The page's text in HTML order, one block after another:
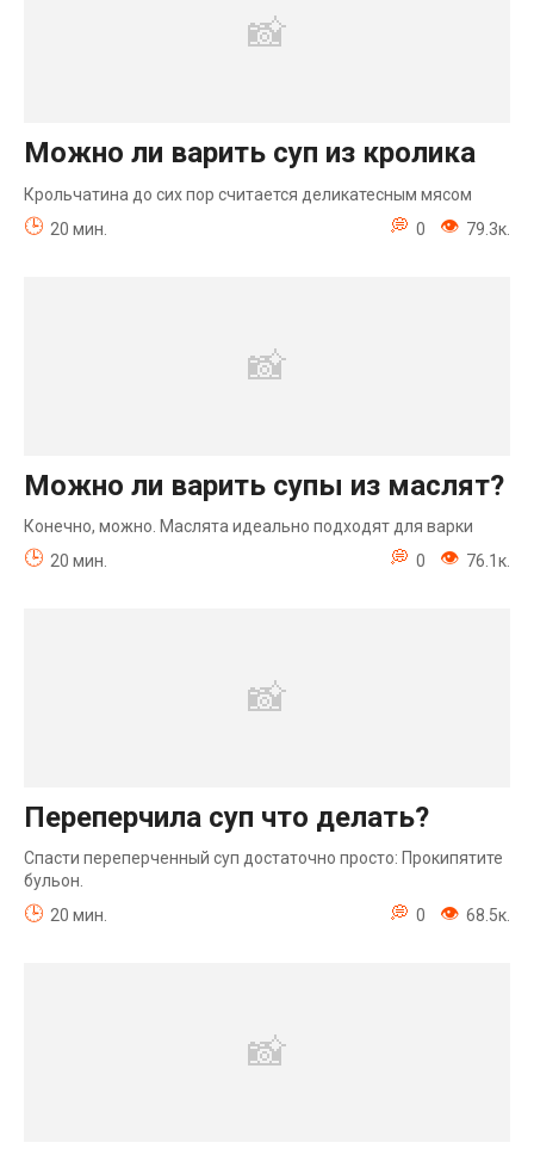
Можно ли варить суп из кролика
Крольчатина до сих пор считается деликатесным мясом
20 мин.
0 79.3к.
Можно ли варить супы из маслят?
Конечно, можно. Маслята идеально подходят для варки
20 мин.
0 76.1к.
Переперчила суп что делать?
Спасти переперченный суп достаточно просто: Прокипятите
бульон.
20 мин.
0 68.5к.